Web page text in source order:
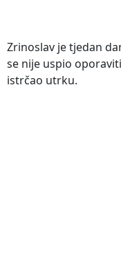
Zrinoslav je tjedan
se nije uspio
istrčao utrku.